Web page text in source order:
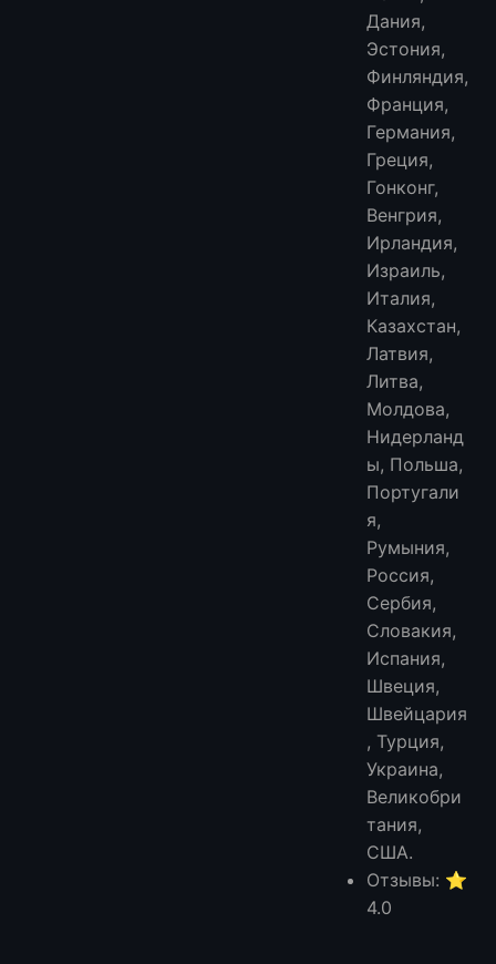
Дания,
Эстония,
Финляндия,
Франция,
Германия,
Греция,
Гонконг,
Венгрия,
Ирландия,
Израиль,
Италия,
Казахстан,
Латвия,
Литва,
Молдова,
Нидерланд
ы, Польша,
Португали
я,
Румыния,
Россия,
Сербия,
Словакия,
Испания,
Швеция,
Швейцария
, Турция,
Украина,
Великобри
тания,
США.
Отзывы: ⭐
4.0